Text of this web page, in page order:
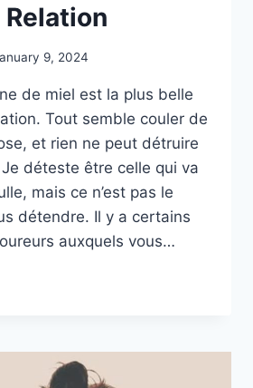
9, 2024
de miel est la plus belle
Tout semble couler de
et rien ne peut détruire
déteste être celle qui va
mais ce n’est pas le
détendre. Il y a certains
auxquels vous…